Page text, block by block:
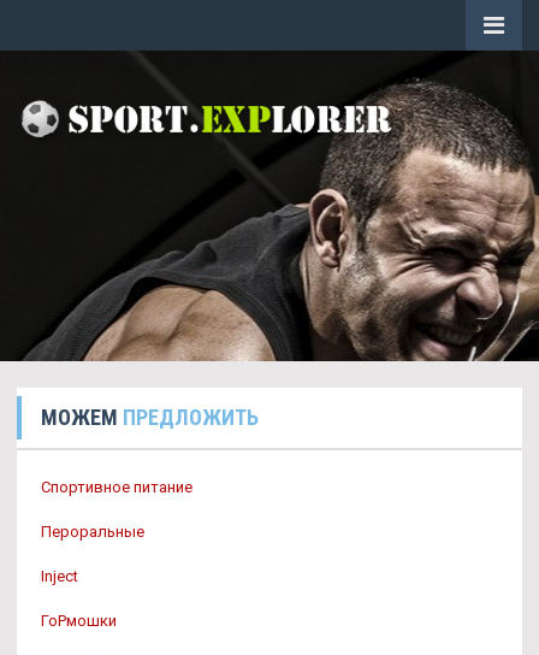
МОЖЕМ ПРЕДЛОЖИТЬ
Спортивное питание
Пероральные
Inject
ГоРмошки